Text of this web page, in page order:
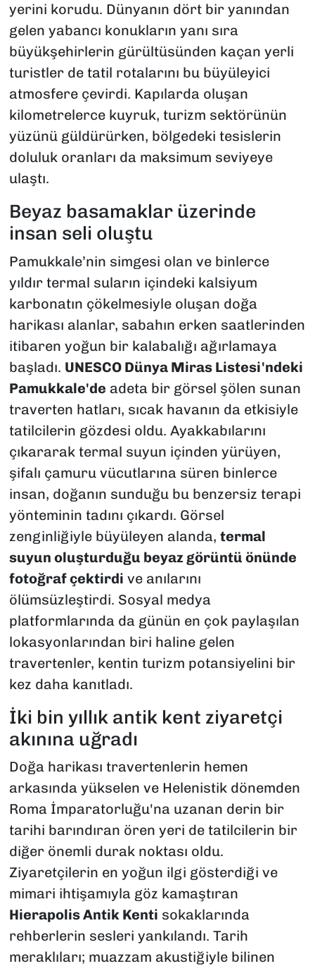
yerini korudu. Dünyanın dört bir yanından
gelen yabancı konukların yanı sıra
büyükşehirlerin gürültüsünden kaçan yerli
turistler de tatil rotalarını bu büyüleyici
atmosfere çevirdi. Kapılarda oluşan
kilometrelerce kuyruk, turizm sektörünün
yüzünü güldürürken, bölgedeki tesislerin
doluluk oranları da maksimum seviyeye
ulaştı.
​Beyaz basamaklar üzerinde
insan seli oluştu
​Pamukkale’nin simgesi olan ve binlerce
yıldır termal suların içindeki kalsiyum
karbonatın çökelmesiyle oluşan doğa
harikası alanlar, sabahın erken saatlerinden
itibaren yoğun bir kalabalığı ağırlamaya
başladı. UNESCO Dünya Miras Listesi'ndeki
Pamukkale'de adeta bir görsel şölen sunan
traverten hatları, sıcak havanın da etkisiyle
tatilcilerin gözdesi oldu. Ayakkabılarını
çıkararak termal suyun içinden yürüyen,
şifalı çamuru vücutlarına süren binlerce
insan, doğanın sunduğu bu benzersiz terapi
yönteminin tadını çıkardı. Görsel
zenginliğiyle büyüleyen alanda, termal
suyun oluşturduğu beyaz görüntü önünde
fotoğraf çektirdi ve anılarını
ölümsüzleştirdi. Sosyal medya
platformlarında da günün en çok paylaşılan
lokasyonlarından biri haline gelen
travertenler, kentin turizm potansiyelini bir
kez daha kanıtladı.
​İki bin yıllık antik kent ziyaretçi
akınına uğradı
​Doğa harikası travertenlerin hemen
arkasında yükselen ve Helenistik dönemden
Roma İmparatorluğu'na uzanan derin bir
tarihi barındıran ören yeri de tatilcilerin bir
diğer önemli durak noktası oldu.
Ziyaretçilerin en yoğun ilgi gösterdiği ve
mimari ihtişamıyla göz kamaştıran
Hierapolis Antik Kenti sokaklarında
rehberlerin sesleri yankılandı. Tarih
meraklıları; muazzam akustiğiyle bilinen